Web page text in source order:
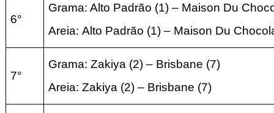
6°
Grama: Alto Padrão (1) – Maison Du
Areia: Alto Padrão (1) – Maison Du
7°
Grama: Zakiya (2) – Brisbane (7)
Areia: Zakiya (2) – Brisbane (7)